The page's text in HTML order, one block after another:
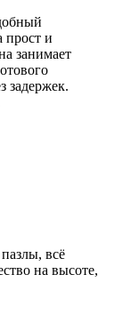
прост и
занимает
задержек.
всё
на высоте,